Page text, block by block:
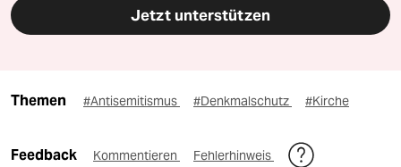
Jetzt unterstützen
Themen #Antisemitismus #Denkmalschutz #Kirche
Feedback Kommentieren Fehlerhinweis